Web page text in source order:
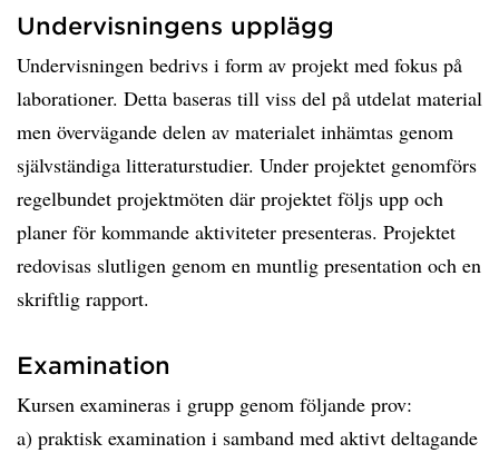
Undervisningens upplägg
Undervisningen bedrivs i form av projekt med fokus på
laborationer. Detta baseras till viss del på utdelat material
men övervägande delen av materialet inhämtas genom
självständiga litteraturstudier. Under projektet genomförs
regelbundet projektmöten där projektet följs upp och
planer för kommande aktiviteter presenteras. Projektet
redovisas slutligen genom en muntlig presentation och en
skriftlig rapport.
Examination
Kursen examineras i grupp genom följande prov:
a) praktisk examination i samband med aktivt deltagande